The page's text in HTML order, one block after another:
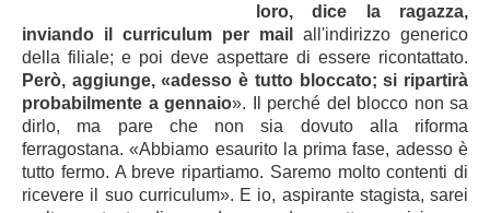
loro, dice la ragazza,
inviando il curriculum per mail
all'indirizzo generico
della filiale; e poi deve aspettare di essere ricontattato.
Però, aggiunge, «adesso è tutto bloccato; si ripartirà
probabilmente a gennaio». Il perché del blocco non sa
dirlo, ma pare che non sia dovuto alla riforma
ferragostana. «Abbiamo esaurito la prima fase, adesso è
tutto fermo. A breve ripartiamo. Saremo molto contenti di
ricevere il suo curriculum». E io, aspirante stagista, sarei